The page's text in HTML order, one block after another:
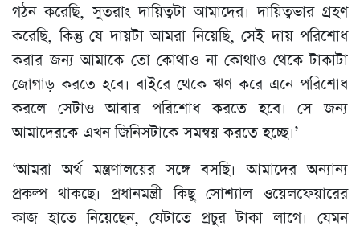
গঠন করেছি, সুতরাং দায়িত্বটা আমাদের। দায়িত্বভার গ্রহণ
করেছি, কিন্তু যে দায়টা আমরা নিয়েছি, সেই দায় পরিশোধ
করার জন্য আমাকে তো কোথাও না কোথাও থেকে টাকাটা
জোগাড় করতে হবে। বাইরে থেকে ঋণ করে এনে পরিশোধ
করলে সেটাও আবার পরিশোধ করতে হবে। সে জন্য
আমাদেরকে এখন জিনিসটাকে সমন্বয় করতে হচ্ছে।’
‘আমরা অর্থ মন্ত্রণালয়ের সঙ্গে বসছি। আমাদের অন্যান্য
প্রকল্প থাকছে। প্রধানমন্ত্রী কিছু সোশ্যাল ওয়েলফেয়ারের
কাজ হাতে নিয়েছেন, যেটাতে প্রচুর টাকা লাগে। যেমন